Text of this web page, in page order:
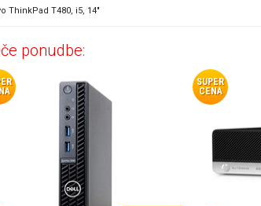
ThinkPad T480, i5, 14"
ponudbe:
SUPER
CENA